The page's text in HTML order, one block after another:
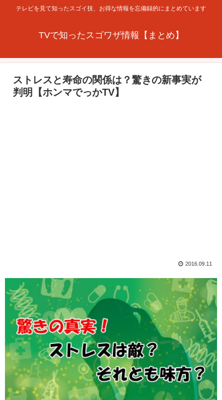
テレビを見て知ったスゴイ技、お得な情報を忘備録的にまとめています
TVで知ったスゴワザ情報【まとめ】
ストレスと寿命の関係は？驚きの新事実が
判明【ホンマでっかTV】
2016.09.11